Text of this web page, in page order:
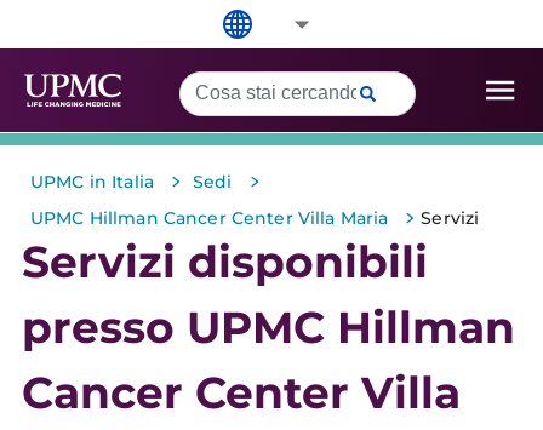
UPMC in Italia > Sedi >
UPMC Hillman Cancer Center Villa Maria >Servizi
Servizi disponibili
presso UPMC Hillman
Cancer Center Villa